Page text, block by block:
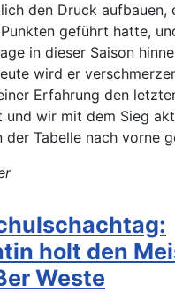
den Druck aufbauen,
geführt hatte,
in dieser Saison
wird er
Erfahrung den
und wir mit dem Sieg
der Tabelle nach vorne
holt den
Weste